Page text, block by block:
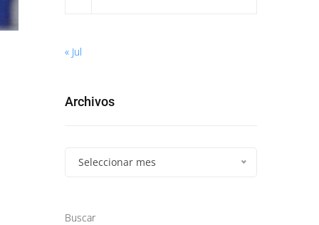
« Jul
Archivos
Seleccionar mes
Buscar